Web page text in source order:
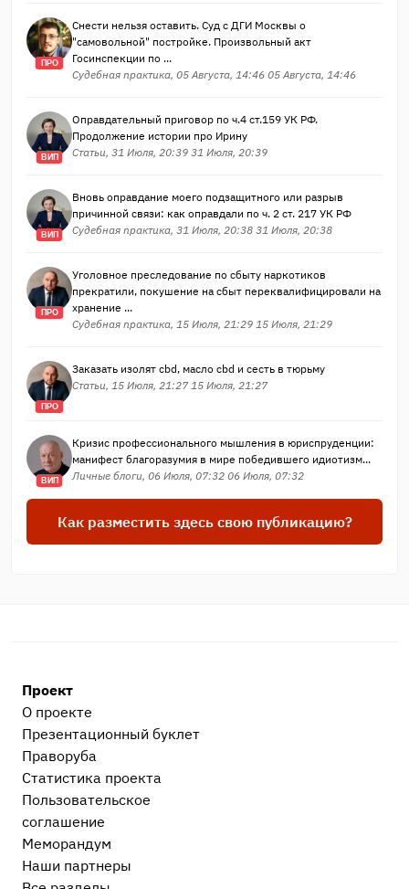
ПРО
Снести нельзя оставить. Суд с ДГИ Москвы о
"самовольной" постройке. Произвольный акт
Госинспекции по ...
Судебная практика, 05 Августа, 14:46 05 Августа, 14:46
ВИП
Оправдательный приговор по ч.4 ст.159 УК РФ.
Продолжение истории про Ирину
Статьи, 31 Июля, 20:39 31 Июля, 20:39
ВИП
Вновь оправдание моего подзащитного или разрыв
причинной связи: как оправдали по ч. 2 ст. 217 УК РФ
Судебная практика, 31 Июля, 20:38 31 Июля, 20:38
ПРО
Уголовное преследование по сбыту наркотиков
прекратили, покушение на сбыт переквалифицировали на
хранение ...
Судебная практика, 15 Июля, 21:29 15 Июля, 21:29
ПРО
Заказать изолят cbd, масло cbd и сесть в тюрьму
Статьи, 15 Июля, 21:27 15 Июля, 21:27
ВИП
Кризис профессионального мышления в юриспруденции:
манифест благоразумия в мире победившего идиотизм...
Личные блоги, 06 Июля, 07:32 06 Июля, 07:32
Как разместить здесь свою публикацию?
Проект
О проекте
Презентационный букл​ет
Праворуба
Статистика проекта
Пользовательское
соглашение
Меморандум
Наши партнеры